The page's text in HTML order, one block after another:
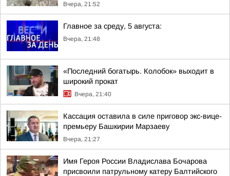
Вчера, 21:52
Главное за среду, 5 августа:
Вчера, 21:48
«Последний богатырь. Колобок» выходит в
широкий прокат
Вчера, 21:40
Кассация оставила в силе приговор экс-вице-
премьеру Башкирии Марзаеву
Вчера, 21:27
Имя Героя России Владислава Бочарова
присвоили патрульному катеру Балтийского